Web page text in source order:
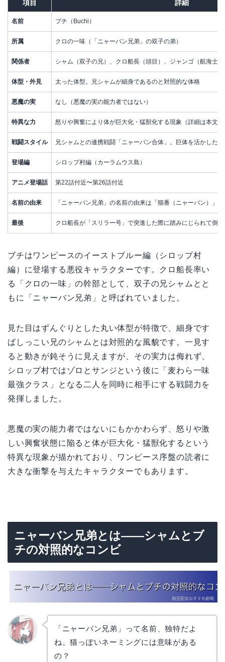
項目 詳細
名前 ブチ（Buchi）
所属 クロの一味（「ニャーバン兄弟」の双子の弟）
関係者 シャム（双子の兄）、クロ船長（頭目）、ジャンゴ（航海士
体型・外見 太った体型。兄シャムが細身であるのと対照的な体格
悪魔の実 なし（悪魔の実の能力者ではない）
特異な力 怒りや興奮により体が巨大化・猛獣化する現象（詳細は本文
戦闘スタイル 兄シャムとの連携戦闘「ニャーバン合体」。巨体を活かした
登場編 シロップ村編（カーラムウス島）
アニメ登場話 第22話付近〜第26話付近
名前の由来 「ニャーバン兄弟」の名前の由来は「猫番（ニャーバン）」
最後 クロ船長が「スリラー号」で突進した際に踏みにじられて倒
ブチはワンピースのイーストブルー編（シロップ村
編）に登場する悪役キャラクターです。クロ船長率い
る「クロの一味」の幹部として、双子の兄シャムとと
もに「ニャーバン兄弟」と呼ばれていました。
見た目はずんぐりとした丸い体型が特徴で、細身です
ばしっこい兄のシャムとは対照的な風貌です。一見す
ると動きが鈍そうに見えますが、その実力は侮れず、
シロップ村ではゾロとサンジという後に「麦わら一味
最強クラス」となる二人を同時に相手にする戦闘力を
発揮しました。
悪魔の実の能力者ではないにもかかわらず、怒りや激
しい興奮状態に陥ると体が巨大化・猛獣化するという
特異な現象が描かれており、ワンピース序盤の読者に
大きな衝撃を与えたキャラクターでもあります。
ニャーバン兄弟とは——シャムとブ
チの対照的なコンビ
「ニャーバン兄弟」って名前、独特だよ
ね。猫っぽいネーミングには意味がある
の？